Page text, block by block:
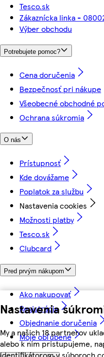
Nastavenia
My a našich 18 partnerov
alebo k nim pristupujeme,
identifikátorom v súboroch
Tesco.sk
Zákaznícka linka -
Výber obchodu
Potrebujete pomoc?
Cena doručenia
Bezpečnosť pri nákupe
Všeobecné obchodné
Ochrana súkromia
O nás
Prístupnosť
Kde dovážame
Poplatok za službu
Nastavenia cookies
Možnosti platby
Tesco.sk
Clubcard
Pred prvým nákupom
Ako nakupovať
Registrácia
Objednanie doručenia
Moje obľúbené